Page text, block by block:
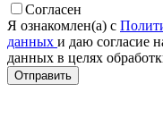
Согласен
Я ознакомлен(а) с
данных и даю согласие
данных в целях